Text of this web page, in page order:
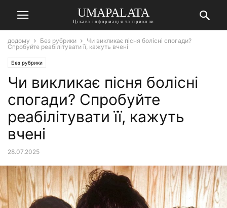
UMAPALATA
Цікава інформація та приколи
додому Без рубрики
Чи викликає пісня болісні спогади?
Спробуйте реабілітувати її, кажуть вчені
Без рубрики
Чи викликає пісня болісні
спогади? Спробуйте
реабілітувати її, кажуть
вчені
28.07.2025